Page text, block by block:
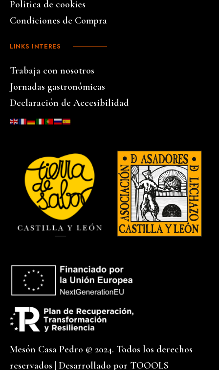
Politica de cookies
Condiciones de Compra
LINKS INTERES
Trabaja con nosotros
Jornadas gastronómicas
Declaración de Accesibilidad
Mesón Casa Pedro © 2024. Todos los derechos
reservados | Desarrollado por TOOOLS